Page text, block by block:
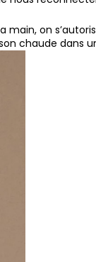
on
chaude dans